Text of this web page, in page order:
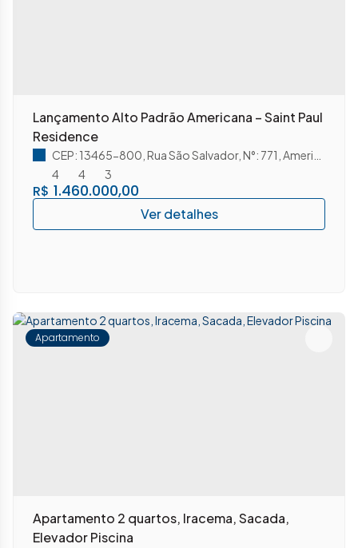
Lançamento Alto Padrão Americana – Saint Paul
Residence
R$ 1.460.000,00
CEP: 13465-800 Rua São Salvador, N°: 771 Americana
4
4 3
Apartamento
Apartamento 2 quartos, Iracema, Sacada,
Elevador Piscina